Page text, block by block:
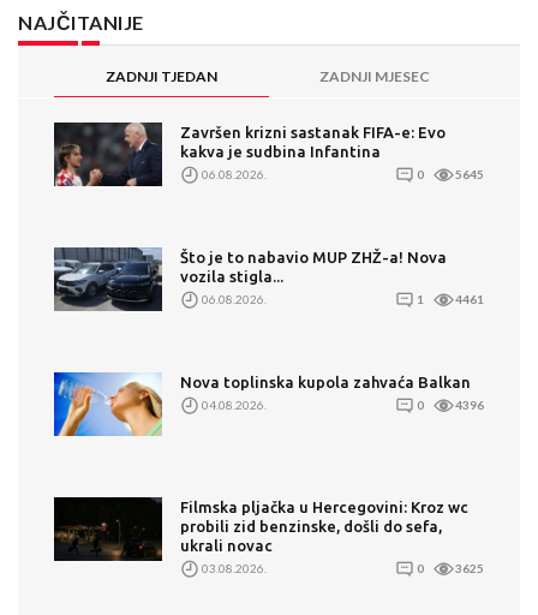
NAJČITANIJE
ZADNJI TJEDAN ZADNJI MJESEC
Završen krizni sastanak FIFA-e: Evo
kakva je sudbina Infantina
06.08.2026. 0 5645
Što je to nabavio MUP ZHŽ-a! Nova
vozila stigla...
06.08.2026. 1 4461
Nova toplinska kupola zahvaća Balkan
04.08.2026. 0 4396
Filmska pljačka u Hercegovini: Kroz wc
probili zid benzinske, došli do sefa,
ukrali novac
03.08.2026. 0 3625